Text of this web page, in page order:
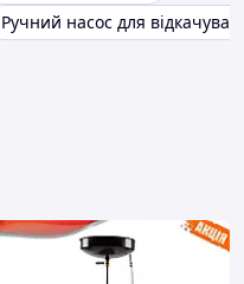
Ручний насос для